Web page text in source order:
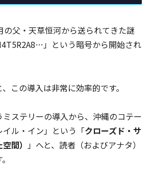
の父・天草恒河から送られてきた謎
」という暗号から開始され
この導入は非常に効率的です。
ミステリーの導入から、沖縄のコテー
ル・イン」という「クローズド・サ
間） 」へと、読者（およびアナタ）